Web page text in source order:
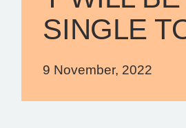
SINGLE
9 November, 2022